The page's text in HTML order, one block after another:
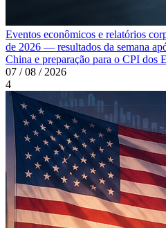
Eventos econômicos e relatórios
de 2026 — resultados da semana
China e preparação para o CPI dos
07 / 08 / 2026
4